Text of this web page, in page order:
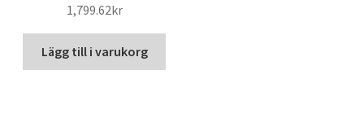
1,799.62kr
Lägg till i varukorg